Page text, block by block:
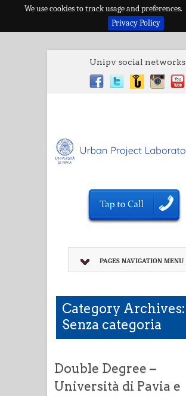
We use cookies to track usage and preferences.
Privacy Policy
Unipv social networks
PAGES NAVIGATION MENU
Category Archives:
Senza categoria
Double Degree –
Università di Pavia e